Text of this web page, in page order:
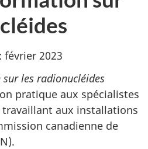
février 2023
les radionucléides
pratique aux spécialistes
aux installations
canadienne de